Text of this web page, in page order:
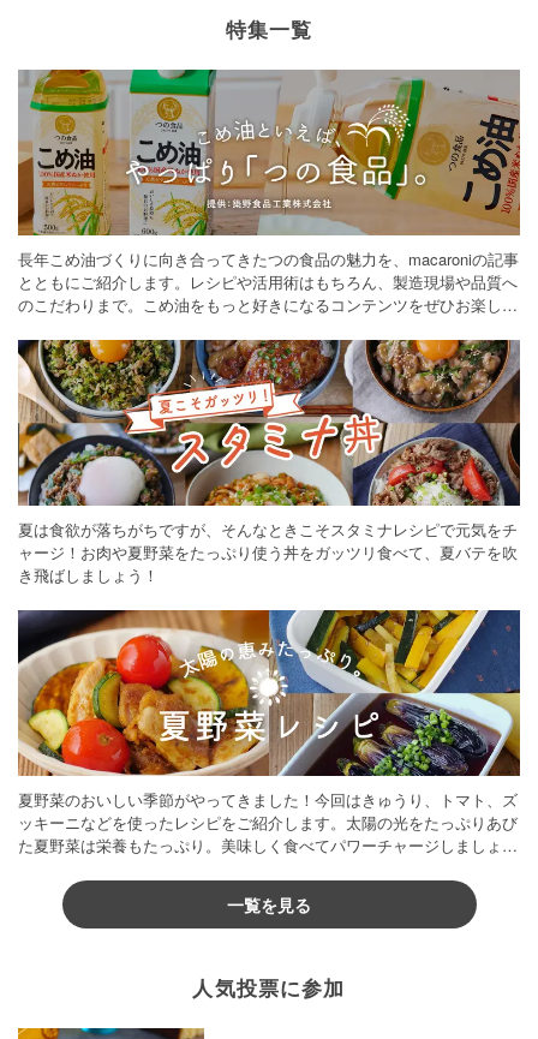
特集一覧
長年こめ油づくりに向き合ってきたつの食品の魅力を、macaroniの記事
とともにご紹介します。レシピや活用術はもちろん、製造現場や品質へ
のこだわりまで。こめ油をもっと好きになるコンテンツをぜひお楽しみ
夏は食欲が落ちがちですが、そんなときこそスタミナレシピで元気をチ
ャージ！お肉や夏野菜をたっぷり使う丼をガッツリ食べて、夏バテを吹
き飛ばしましょう！
夏野菜のおいしい季節がやってきました！今回はきゅうり、トマト、ズ
ッキーニなどを使ったレシピをご紹介します。太陽の光をたっぷりあび
た夏野菜は栄養もたっぷり。美味しく食べてパワーチャージしましょう
一覧を見る
人気投票に参加